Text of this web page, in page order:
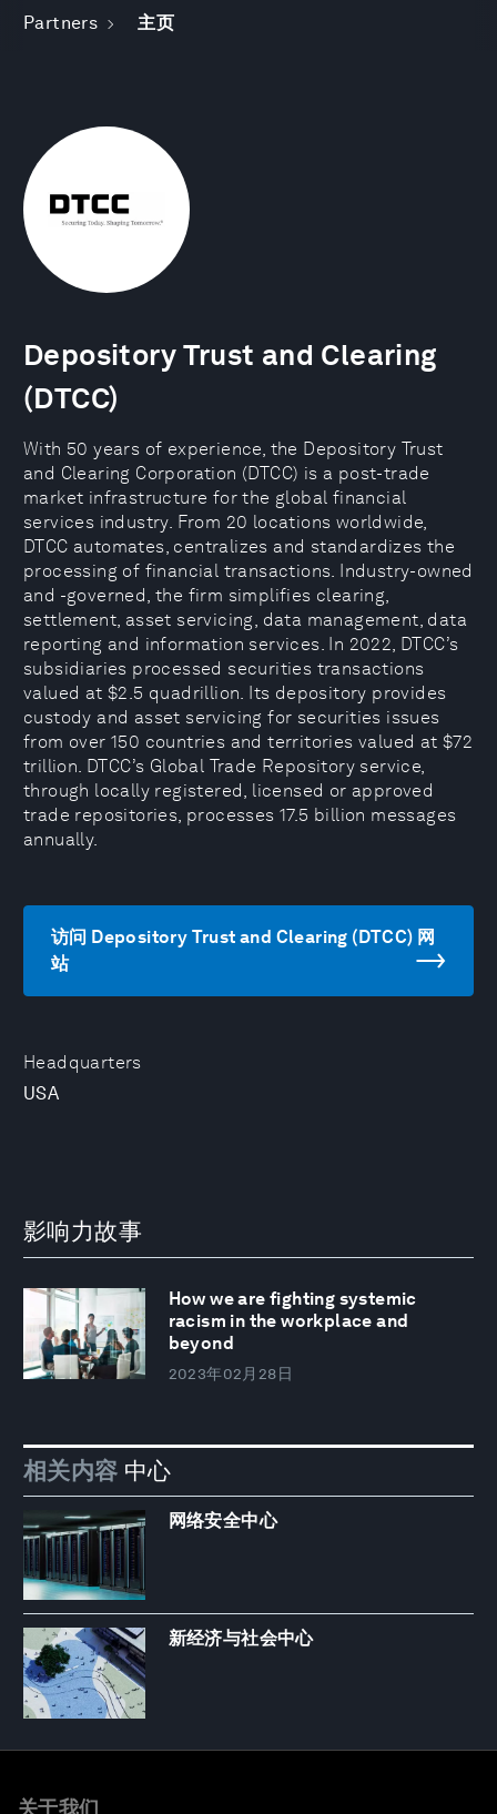
Partners 主页
Headquarters
USA
Depository Trust and Clearing
(DTCC)
With 50 years of experience, the Depository Trust
and Clearing Corporation (DTCC) is a post-trade
market infrastructure for the global financial
services industry. From 20 locations worldwide,
DTCC automates, centralizes and standardizes the
processing of financial transactions. Industry-owned
and -governed, the firm simplifies clearing,
settlement, asset servicing, data management, data
reporting and information services. In 2022, DTCC’s
subsidiaries processed securities transactions
valued at $2.5 quadrillion. Its depository provides
custody and asset servicing for securities issues
from over 150 countries and territories valued at $72
trillion. DTCC’s Global Trade Repository service,
through locally registered, licensed or approved
trade repositories, processes 17.5 billion messages
annually.
访问 Depository Trust and Clearing (DTCC) 网
站
影响力故事
How we are fighting systemic
racism in the workplace and
beyond
2023年02月28日
相关内容 中心
网络安全中心
新经济与社会中心
关于我们